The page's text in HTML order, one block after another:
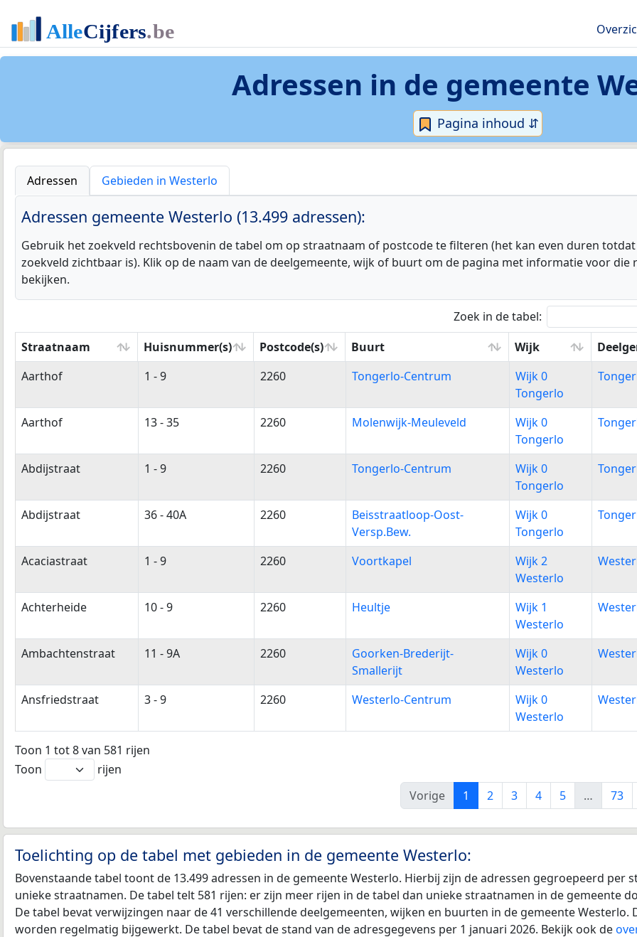
Adressen in de gemeente
Pagina inhoud ⇵
Adressen Gebieden in Westerlo
Adressen gemeente Westerlo (13.499 adressen):
Gebruik het zoekveld rechtsbovenin de tabel om op straatnaam of postcode te filteren (het kan even duren
zoekveld zichtbaar is). Klik op de naam van de deelgemeente, wijk of buurt om de pagina met informatie voor die
bekijken.
Zoek in de tabel:
Straatnaam
Huisnummer(s) Postcode(s) Buurt Wijk
Straatnaam
Huisnummer(s) Postcode(s) Buurt Wijk
Aarthof 1 - 9 2260 Tongerlo-Centrum
Wijk 0
Tongerlo
Aarthof 13 - 35 2260 Molenwijk-Meuleveld
Wijk 0
Tongerlo
Abdijstraat 1 - 9 2260 Tongerlo-Centrum
Wijk 0
Tongerlo
Abdijstraat 36 - 40A 2260
Beisstraatloop-Oost-
Versp.Bew.
Wijk 0
Tongerlo
Acaciastraat 1 - 9 2260 Voortkapel
Wijk 2
Westerlo
Achterheide 10 - 9 2260 Heultje
Wijk 1
Westerlo
Ambachtenstraat 11 - 9A 2260
Goorken-Brederijt-
Smallerijt
Wijk 0
Westerlo
Ansfriedstraat 3 - 9 2260 Westerlo-Centrum
Wijk 0
Westerlo
Toon 1 tot 8 van 581 rijen
Toon
rijen
Vorige
1 2 3 4 5 … 73
Toelichting op de tabel met gebieden in de gemeente Westerlo:
Bovenstaande tabel toont de 13.499 adressen in de gemeente Westerlo. Hierbij zijn de adressen gegroepeerd
unieke straatnamen. De tabel telt 581 rijen: er zijn meer rijen in de tabel dan unieke straatnamen in de gemeente
De tabel bevat verwijzingen naar de 41 verschillende deelgemeenten, wijken en buurten in de gemeente Westerlo.
worden regelmatig bijgewerkt. De tabel bevat de stand van de adresgegevens per 1 januari 2026. Bekijk ook de